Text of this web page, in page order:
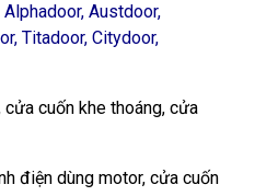
Austdoor,
Titadoor, Citydoor,
cuốn khe thoáng, cửa
điện dùng motor, cửa cuốn